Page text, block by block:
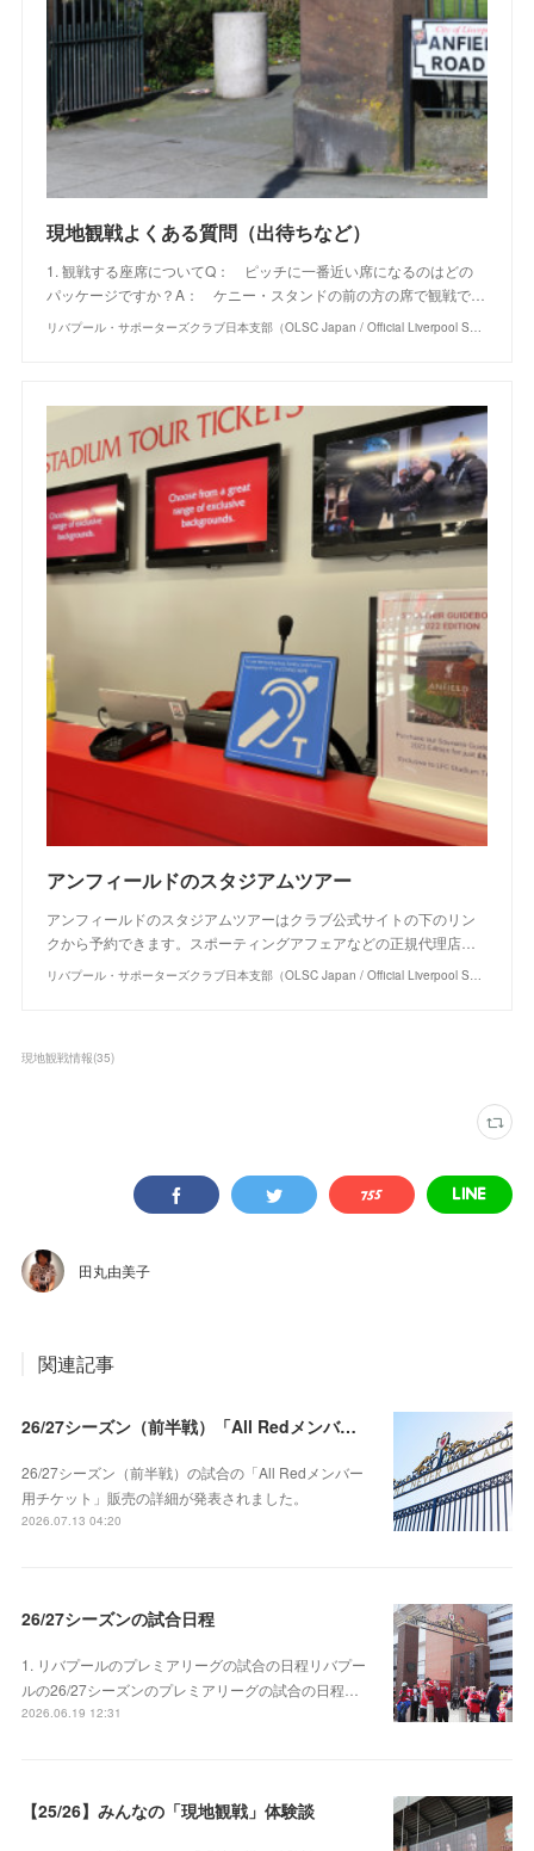
現地観戦よくある質問（出待ちなど）
1. 観戦する座席についてQ： ピッチに一番近い席になるのはどの
パッケージですか？A： ケニー・スタンドの前の方の席で観戦で…
アンフィールドのスタジアムツアー
アンフィールドのスタジアムツアーはクラブ公式サイトの下のリン
クから予約できます。スポーティングアフェアなどの正規代理店…
リバプール・サポーターズクラブ日本支部（OLSC Japan / Official Liverpool Supporters Club Japan）
現地観戦情報(35)
田丸由美子
関連記事
26/27シーズン（前半戦）「All Redメンバー用チケット」販売前の抽選登録について
26/27シーズン（前半戦）の試合の「All Redメンバー
用チケット」販売の詳細が発表されました。
2026.07.13 04:20
26/27シーズンの試合日程
1. リバプールのプレミアリーグの試合の日程リバプー
ルの26/27シーズンのプレミアリーグの試合の日程…
2026.06.19 12:31
【25/26】みんなの「現地観戦」体験談